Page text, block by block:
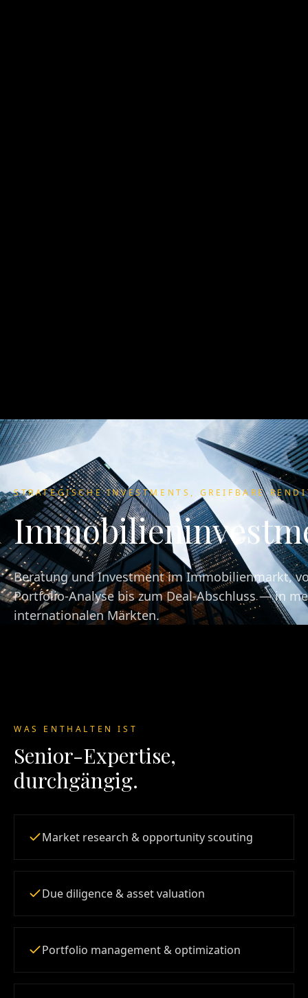
STRATEGISCHE INVESTMENTS, GREIFBARE
Beratung und Investment im Immobilienmarkt,
Portfolio-Analyse bis zum Deal-Abschluss — in
internationalen Märkten.
WAS ENTHALTEN IST
Senior-Expertise,
durchgängig.
Market research & opportunity scouting
Due diligence & asset valuation
Portfolio management & optimization